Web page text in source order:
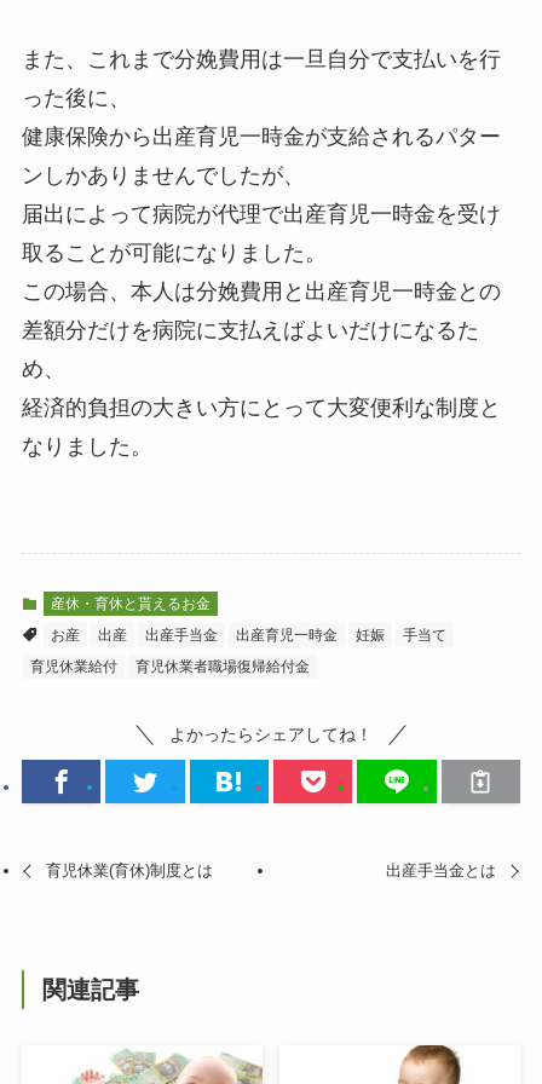
また、これまで分娩費用は一旦自分で支払いを行
った後に、
健康保険から出産育児一時金が支給されるパター
ンしかありませんでしたが、
届出によって病院が代理で出産育児一時金を受け
取ることが可能になりました。
この場合、本人は分娩費用と出産育児一時金との
差額分だけを病院に支払えばよいだけになるた
め、
経済的負担の大きい方にとって大変便利な制度と
なりました。
産休・育休と貰えるお金
お産
出産 出産手当金 出産育児一時金 妊娠
手当て
育児休業給付
育児休業者職場復帰給付金
よかったらシェアしてね！
育児休業(育休)制度とは 出産手当金とは
関連記事